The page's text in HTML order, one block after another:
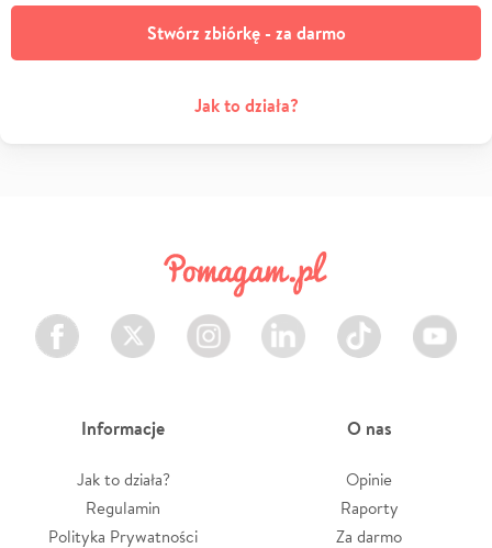
Stwórz zbiórkę - za darmo
Jak to działa?
Facebook Twitter Instagram LinkedIn TikTok Youtube
Informacje
Jak to działa?
Regulamin
Polityka Prywatności
O nas
Opinie
Raporty
Za darmo